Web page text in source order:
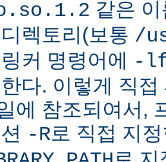
같은
렉토리(보통 /
커 명령어에
-
다. 이렇게 직
에 참조되여서,
-R로 직접 지